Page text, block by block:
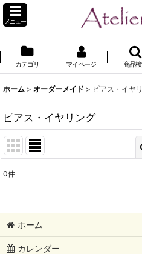
メニュー
カテゴリ マイページ 商品
ホーム > オーダーメイド > ピアス・イヤ
ピアス・イヤリング
0件
ホーム
カレンダー